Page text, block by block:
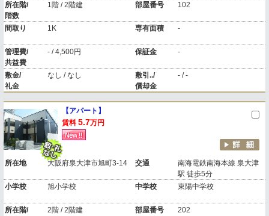
所在階/
階数
1階 / 2階建 部屋番号 102
間取り 1K 専有面積 -
管理費/
共益費
- / 4,500円 保証金 -
敷金/
礼金
なし / なし
敷引../
償却金
- / -
【アパート】
賃料 5.7万円
所在地 大阪府泉大津市旭町3-14 交通
南海電鉄南海本線 泉大津
駅 徒歩5分
小学校
旭小学校 中学校 東陽中学校
所在階/
2階 / 2階建 部屋番号 202